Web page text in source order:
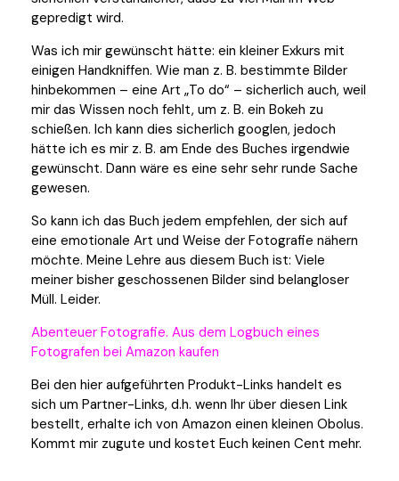
gepredigt wird.
Was ich mir gewünscht hätte: ein kleiner Exkurs mit
einigen Handkniffen. Wie man z. B. bestimmte Bilder
hinbekommen – eine Art „To do“ – sicherlich auch, weil
mir das Wissen noch fehlt, um z. B. ein Bokeh zu
schießen. Ich kann dies sicherlich googlen, jedoch
hätte ich es mir z. B. am Ende des Buches irgendwie
gewünscht. Dann wäre es eine sehr sehr runde Sache
gewesen.
So kann ich das Buch jedem empfehlen, der sich auf
eine emotionale Art und Weise der Fotografie nähern
möchte. Meine Lehre aus diesem Buch ist: Viele
meiner bisher geschossenen Bilder sind belangloser
Müll. Leider.
Abenteuer Fotografie. Aus dem Logbuch eines
Fotografen bei Amazon kaufen
Bei den hier aufgeführten Produkt-Links handelt es
sich um Partner-Links, d.h. wenn Ihr über diesen Link
bestellt, erhalte ich von Amazon einen kleinen Obolus.
Kommt mir zugute und kostet Euch keinen Cent mehr.